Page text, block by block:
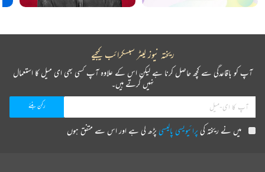
ریختہ نیوز لیٹر سبسکرائب کیجیے
آپ کو باقاعدگی سے کچھ حاصل کرنا ہے لیکن اس کے علاوہ آپ کسی بھی ای میل کا استعمال
نہیں کرتے ہیں۔
میں نے ریختہ کی پرائیویسی پالیسی پڑھ لی ہے اور اس سے متفق ہوں